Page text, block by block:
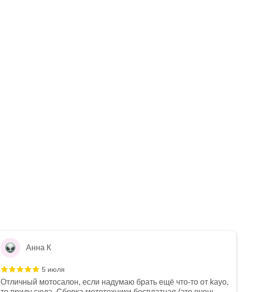
Анна К
5 июля
Отличный мотосалон, если надумаю брать ещё что-то от kayo,